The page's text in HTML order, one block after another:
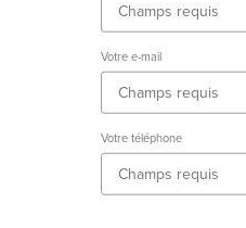
Votre e-mail
Votre téléphone